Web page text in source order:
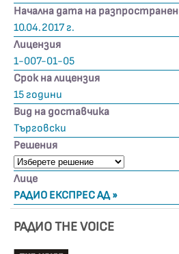
Начална дата на
10.04.2017 г.
Лицензия
1-007-01-05
Срок на лицензия
15 години
Вид на доставчика
Търговски
Решения
Лице
РАДИО ЕКСПРЕС АД »
РАДИО THE VOICE